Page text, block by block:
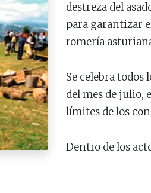
destreza del
para garantizar
romería
Se celebra
del mes de julio,
límites de los
Dentro de los